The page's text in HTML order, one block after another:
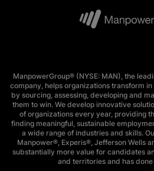
ManpowerGroup® (NYSE: MAN), the
company, helps organizations transform
by sourcing, assessing, developing and
them to win. We develop innovative
of organizations every year, providing
finding meaningful, sustainable
a wide range of industries and skills.
Manpower®, Experis®, Jefferson Wells
substantially more value for candidates
and territories and has